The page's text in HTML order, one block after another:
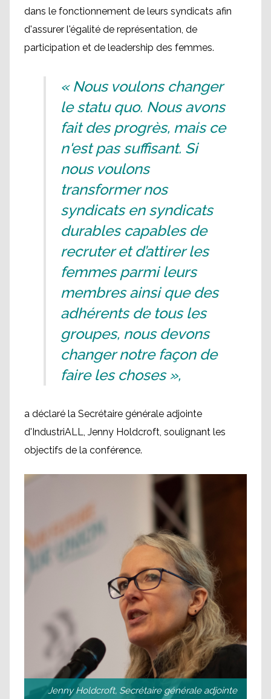
dans le fonctionnement de leurs syndicats afin
d'assurer l'égalité de représentation, de
participation et de leadership des femmes.
« Nous voulons changer
le statu quo. Nous avons
fait des progrès, mais ce
n'est pas suffisant. Si
nous voulons
transformer nos
syndicats en syndicats
durables capables de
recruter et d’attirer les
femmes parmi leurs
membres ainsi que des
adhérents de tous les
groupes, nous devons
changer notre façon de
faire les choses »,
a déclaré la Secrétaire générale adjointe
d'IndustriALL, Jenny Holdcroft, soulignant les
objectifs de la conférence.
Jenny Holdcroft, Secrétaire générale adjointe